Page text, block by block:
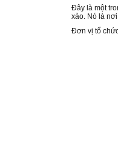
Đây là một
xảo. Nó là
Đơn vị tổ